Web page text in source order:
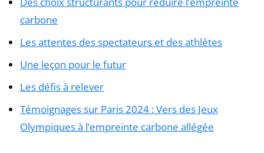
carbone
Les attentes des spectateurs et des athlètes
Une leçon pour le futur
Les défis à relever
Témoignages sur Paris 2024 : Vers des Jeux
Olympiques à l’empreinte carbone allégée